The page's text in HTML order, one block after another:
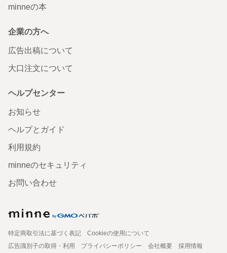
minneの本
企業の方へ
広告出稿について
大口注文について
ヘルプセンター
お知らせ
ヘルプとガイド
利用規約
minneのセキュリティ
お問い合わせ
特定商取引法に基づく表記
Cookieの使用について
広告識別子の取得・利用
プライバシーポリシー 会社概要
採用情報